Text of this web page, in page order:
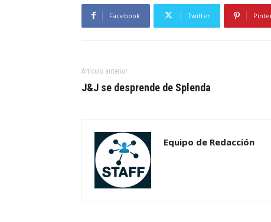
Facebook Twitter
Artículo anterior
J&J se desprende de Splenda
Equipo de Redacción